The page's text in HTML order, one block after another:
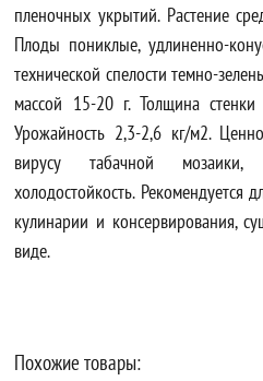
пленочных укрытий. Растение
Плоды пониклые, удлиненно-
технической спелости темно-
массой 15-20 г. Толщина
Урожайность 2,3-2,6 кг/м2.
вирусу табачной мозаики,
холодостойкость. Рекомендуется
кулинарии и консервирования,
виде.
Похожие товары: